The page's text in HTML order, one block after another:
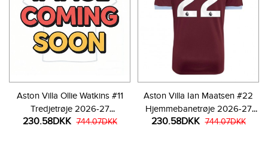
Aston Villa Ollie Watkins #11
Tredjetrøje 2026-27
Kortærmet
230.58DKK 744.07DKK
Aston Villa Ian Maatsen #22
Hjemmebanetrøje 2026-27
Kortærmet
230.58DKK 744.07DKK